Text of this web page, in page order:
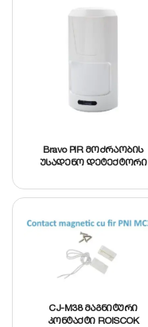
Bravo PIR მოძრაობის
უსადენო დეტექტორი
CJ-M38 მაგნიტური
კონტაქტი ROISCOK